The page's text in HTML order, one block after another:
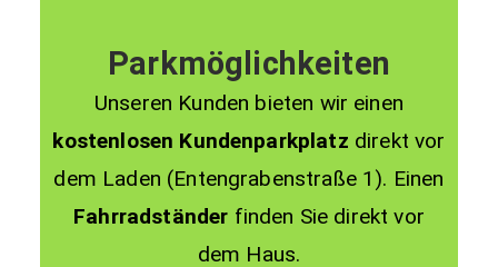
Parkmöglichkeiten
Unseren Kunden bieten wir einen
kostenlosen Kundenparkplatz direkt vor
dem Laden (Entengrabenstraße 1). Einen
Fahrradständer finden Sie direkt vor
dem Haus.